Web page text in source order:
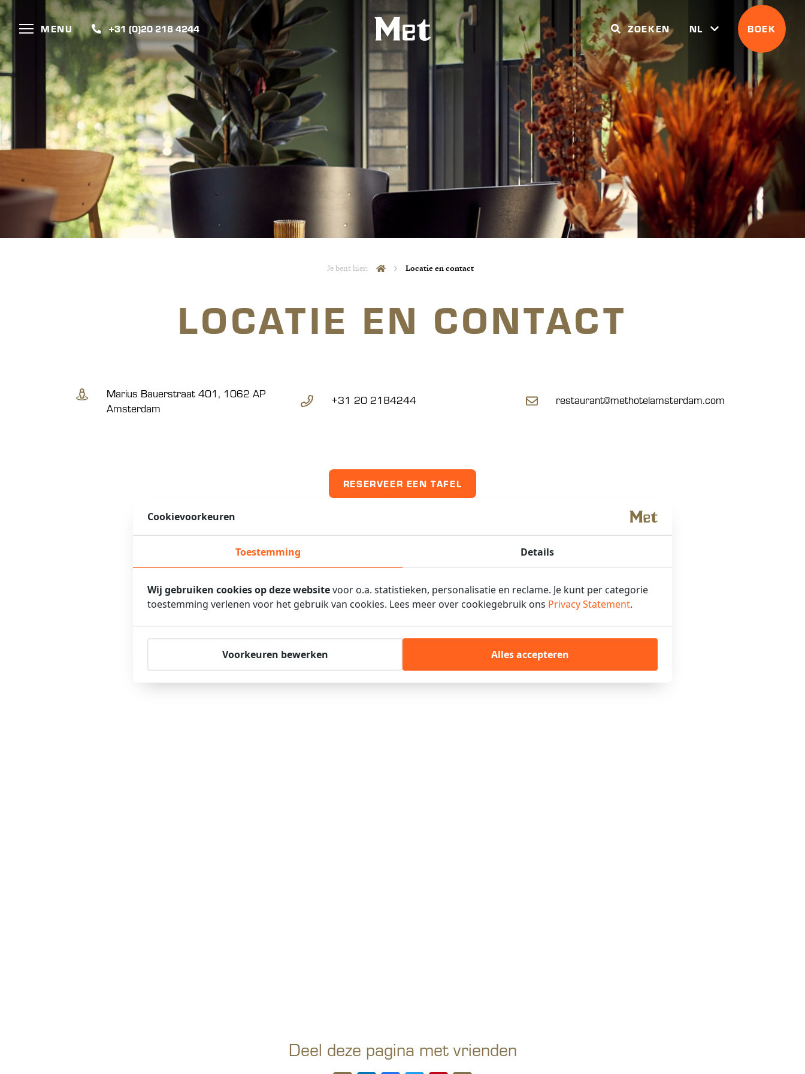
MENU +31 (0)20 218 4244 ZOEKEN NL BOEK
Je bent hier: Locatie en contact
LOCATIE EN CONTACT
Marius Bauerstraat 401, 1062 AP
Amsterdam
+31 20 2184244 restaurant@methotelamsterdam.com
RESERVEER EEN TAFEL
Openbaar vervoer
Deel deze pagina met vrienden
Cookievoorkeuren
Toestemming Details
Wij gebruiken cookies op deze websitevoor o.a. statistieken, personalisatie en reclame. Je kunt per categorie
toestemming verlenen voor het gebruik van cookies. Lees meer over cookiegebruik ons Privacy Statement.
Voorkeuren bewerken Alles accepteren